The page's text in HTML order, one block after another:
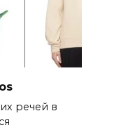
речей в